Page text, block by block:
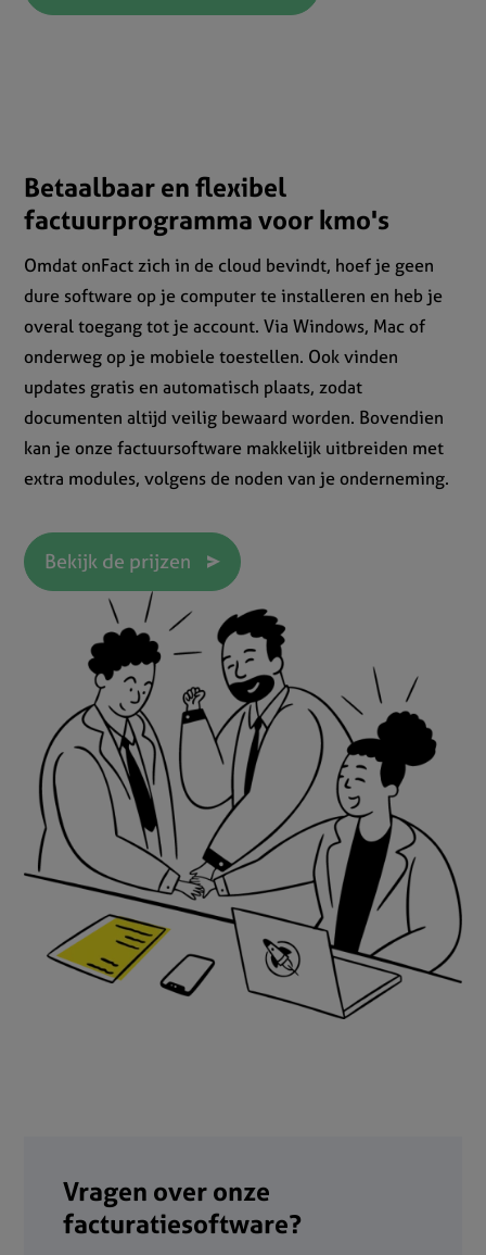
Betaalbaar en flexibel
factuurprogramma voor kmo's
Omdat onFact zich in de cloud bevindt, hoef je geen
dure software op je computer te installeren en heb je
overal toegang tot je account. Via Windows, Mac of
onderweg op je mobiele toestellen. Ook vinden
updates gratis en automatisch plaats, zodat
documenten altijd veilig bewaard worden. Bovendien
kan je onze factuursoftware makkelijk uitbreiden met
extra modules, volgens de noden van je onderneming.
Bekijk de prijzen
Vragen over onze
facturatiesoftware?